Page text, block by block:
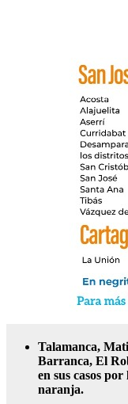
Talamanca,
Barranca, El
en sus casos
naranja.